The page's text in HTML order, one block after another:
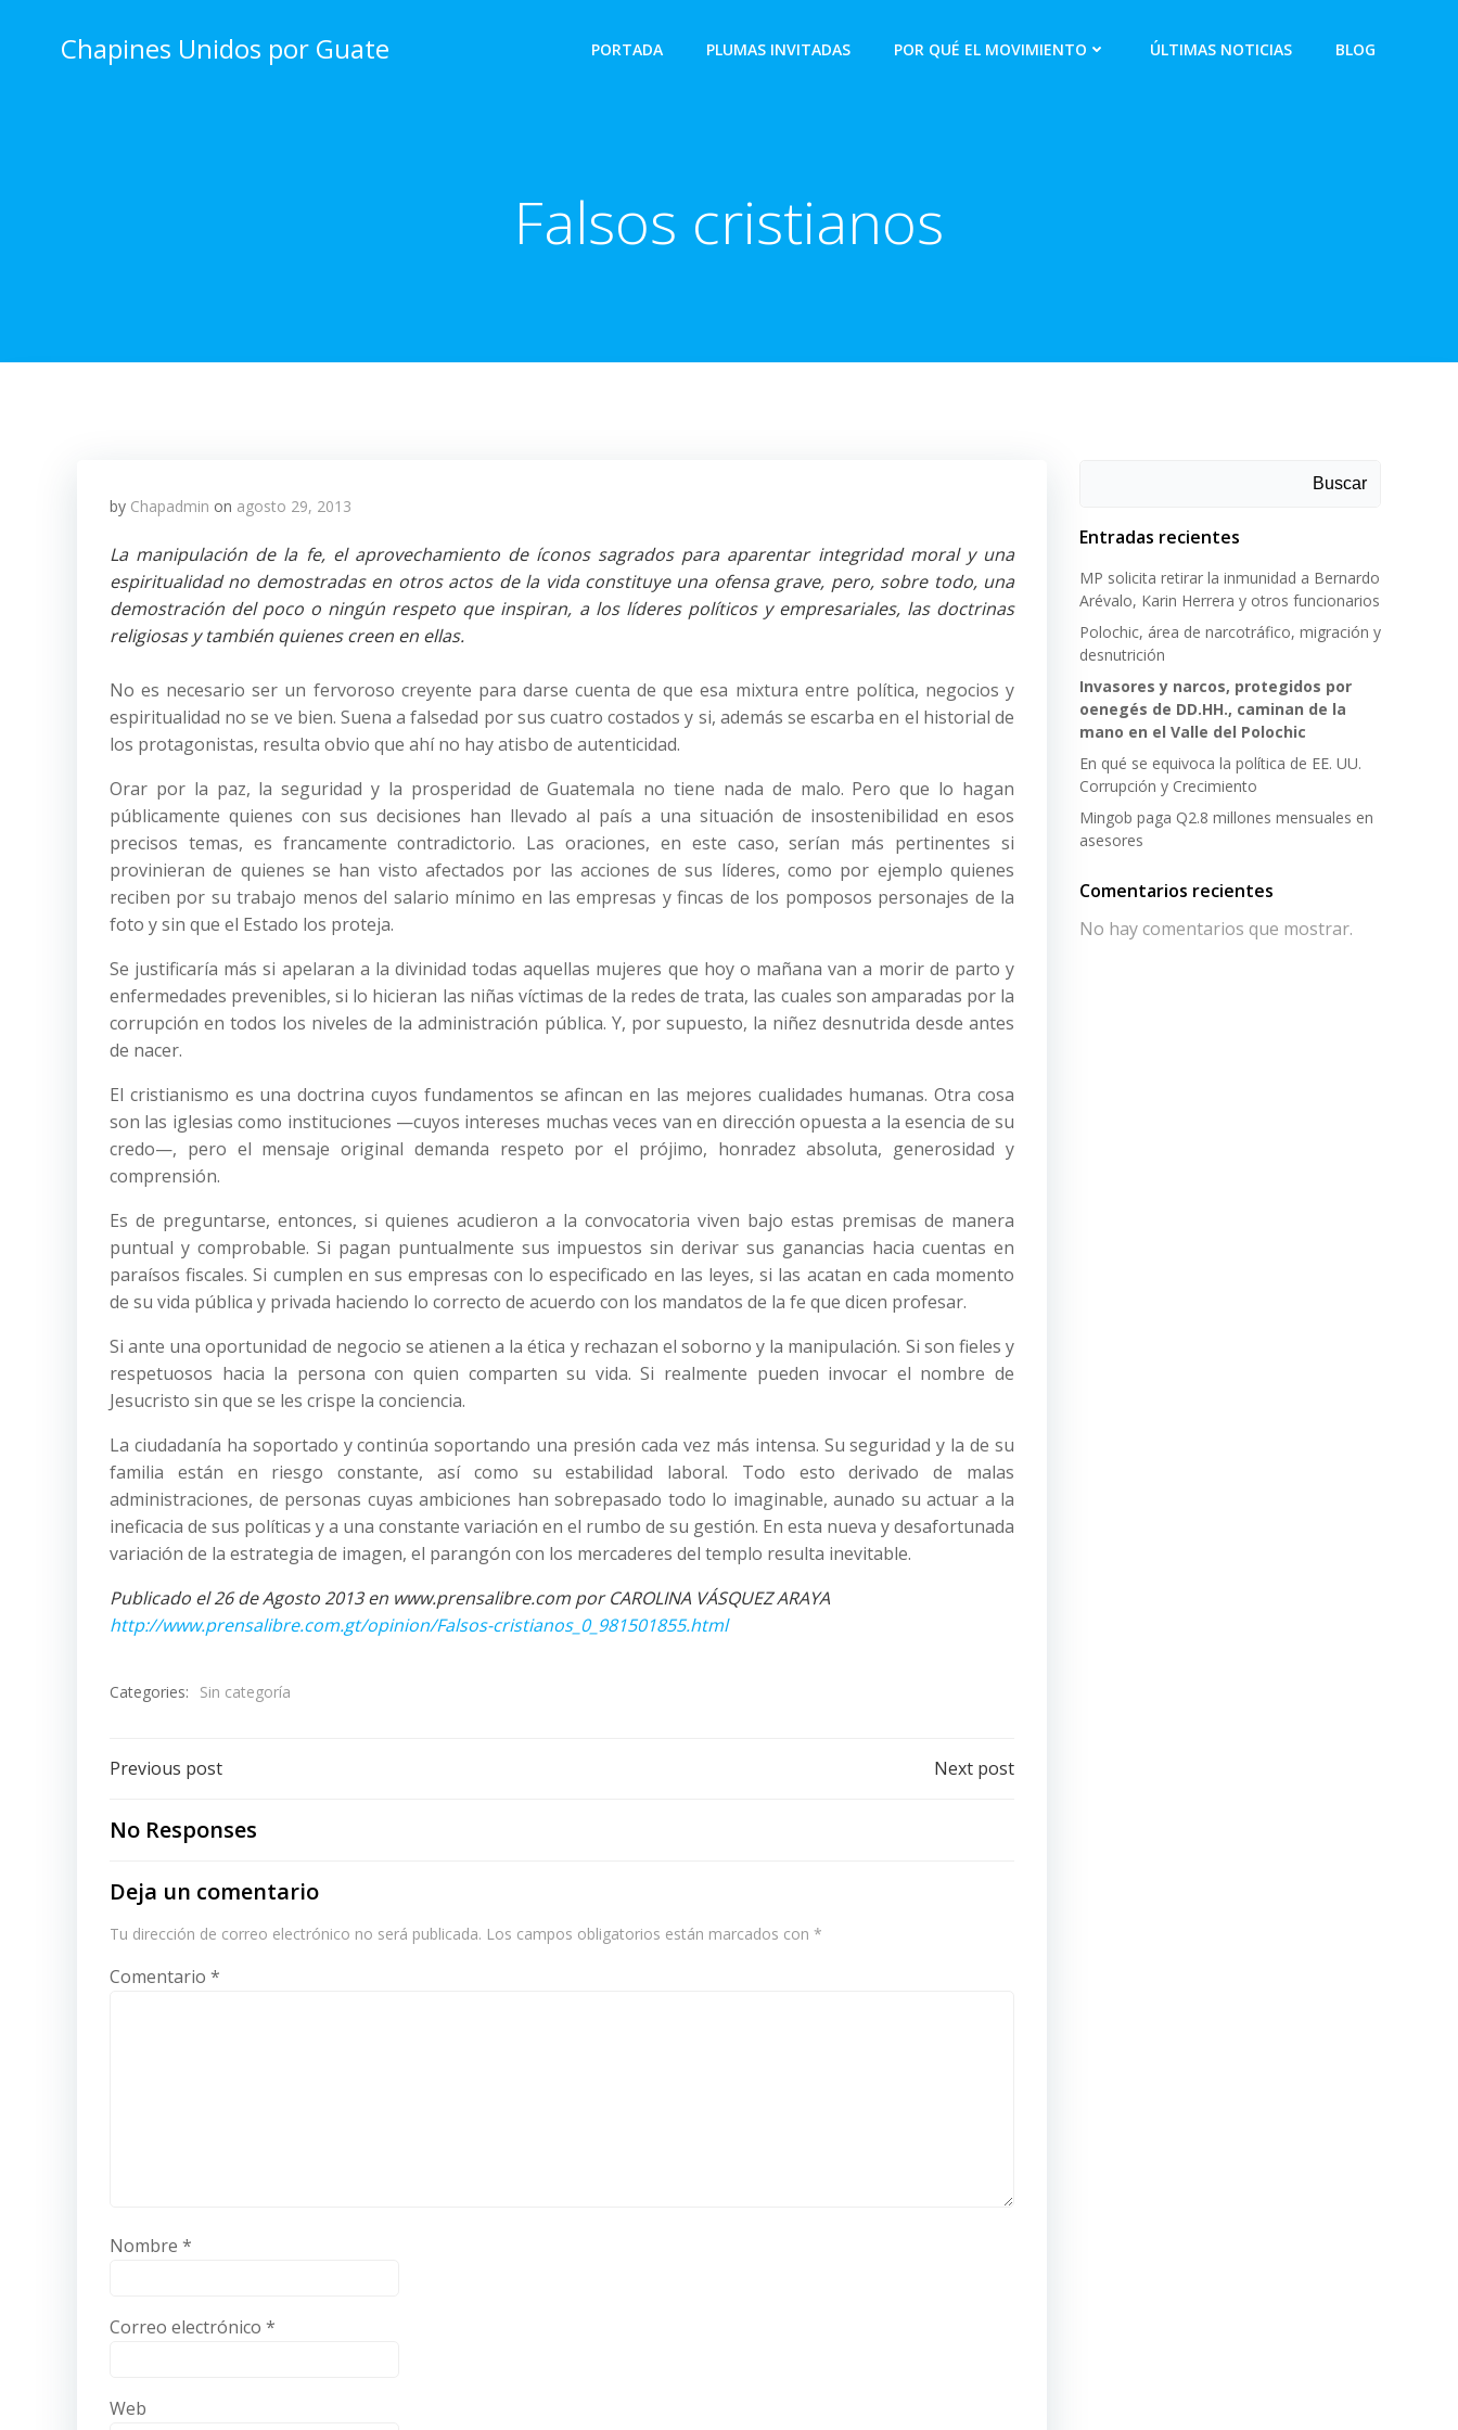
Chapines Unidos por Guate PORTADA PLUMAS INVITADAS POR QUÉ EL MOVIMIENTO ÚLTIMAS NOTICIAS BLOG
Falsos cristianos
by Chapadmin on agosto 29, 2013
La manipulación de la fe, el aprovechamiento de íconos sagrados para aparentar integridad moral y una
espiritualidad no demostradas en otros actos de la vida constituye una ofensa grave, pero, sobre todo, una
demostración del poco o ningún respeto que inspiran, a los líderes políticos y empresariales, las doctrinas
religiosas y también quienes creen en ellas.
No es necesario ser un fervoroso creyente para darse cuenta de que esa mixtura entre política, negocios y
espiritualidad no se ve bien. Suena a falsedad por sus cuatro costados y si, además se escarba en el historial de
los protagonistas, resulta obvio que ahí no hay atisbo de autenticidad.
Orar por la paz, la seguridad y la prosperidad de Guatemala no tiene nada de malo. Pero que lo hagan
públicamente quienes con sus decisiones han llevado al país a una situación de insostenibilidad en esos
precisos temas, es francamente contradictorio. Las oraciones, en este caso, serían más pertinentes si
provinieran de quienes se han visto afectados por las acciones de sus líderes, como por ejemplo quienes
reciben por su trabajo menos del salario mínimo en las empresas y fincas de los pomposos personajes de la
foto y sin que el Estado los proteja.
Se justificaría más si apelaran a la divinidad todas aquellas mujeres que hoy o mañana van a morir de parto y
enfermedades prevenibles, si lo hicieran las niñas víctimas de la redes de trata, las cuales son amparadas por la
corrupción en todos los niveles de la administración pública. Y, por supuesto, la niñez desnutrida desde antes
de nacer.
El cristianismo es una doctrina cuyos fundamentos se afincan en las mejores cualidades humanas. Otra cosa
son las iglesias como instituciones —cuyos intereses muchas veces van en dirección opuesta a la esencia de su
credo—, pero el mensaje original demanda respeto por el prójimo, honradez absoluta, generosidad y
comprensión.
Es de preguntarse, entonces, si quienes acudieron a la convocatoria viven bajo estas premisas de manera
puntual y comprobable. Si pagan puntualmente sus impuestos sin derivar sus ganancias hacia cuentas en
paraísos fiscales. Si cumplen en sus empresas con lo especificado en las leyes, si las acatan en cada momento
de su vida pública y privada haciendo lo correcto de acuerdo con los mandatos de la fe que dicen profesar.
Si ante una oportunidad de negocio se atienen a la ética y rechazan el soborno y la manipulación. Si son fieles y
respetuosos hacia la persona con quien comparten su vida. Si realmente pueden invocar el nombre de
Jesucristo sin que se les crispe la conciencia.
La ciudadanía ha soportado y continúa soportando una presión cada vez más intensa. Su seguridad y la de su
familia están en riesgo constante, así como su estabilidad laboral. Todo esto derivado de malas
administraciones, de personas cuyas ambiciones han sobrepasado todo lo imaginable, aunado su actuar a la
ineficacia de sus políticas y a una constante variación en el rumbo de su gestión. En esta nueva y desafortunada
variación de la estrategia de imagen, el parangón con los mercaderes del templo resulta inevitable.
Publicado el 26 de Agosto 2013 en www.prensalibre.com por CAROLINA VÁSQUEZ ARAYA
http://www.prensalibre.com.gt/opinion/Falsos-cristianos_0_981501855.html
Categories: Sin categoría
Post
navigation
Previous post Next post
No Responses
Deja un comentario
Tu dirección de correo electrónico no será publicada. Los campos obligatorios están marcados con *
Comentario *
Nombre *
Correo electrónico *
Web
Buscar
Entradas recientes
MP solicita retirar la inmunidad a Bernardo
Arévalo, Karin Herrera y otros funcionarios
Polochic, área de narcotráfico, migración y
desnutrición
Invasores y narcos, protegidos por
oenegés de DD.HH., caminan de la
mano en el Valle del Polochic
En qué se equivoca la política de EE. UU.
Corrupción y Crecimiento
Mingob paga Q2.8 millones mensuales en
asesores
Comentarios recientes
No hay comentarios que mostrar.